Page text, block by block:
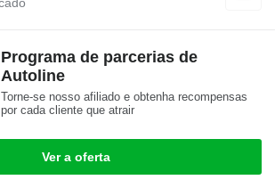
Programa de parcerias de
Autoline
Torne-se nosso afiliado e obtenha recompensas
por cada cliente que atrair
Ver a oferta